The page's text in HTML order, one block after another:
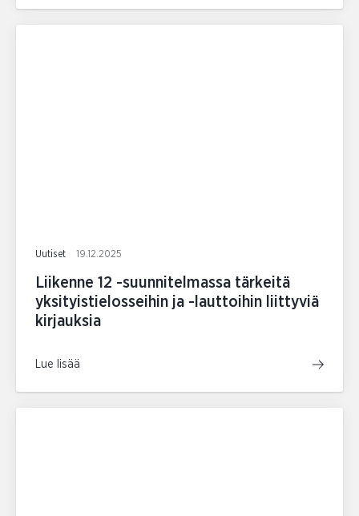
Uutiset 19.12.2025
Liikenne 12 -suunnitelmassa tärkeitä
yksityistielosseihin ja -lauttoihin liittyviä
kirjauksia
Lue lisää